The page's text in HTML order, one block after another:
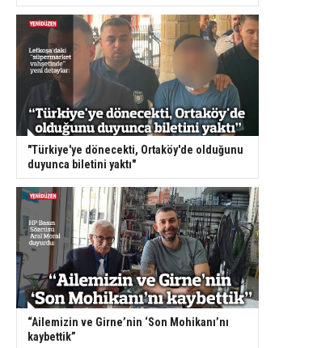
"Türkiye'ye dönecekti, Ortaköy'de olduğunu
duyunca biletini yaktı"
“Ailemizin ve Girne’nin ‘Son Mohikanı’nı
kaybettik”